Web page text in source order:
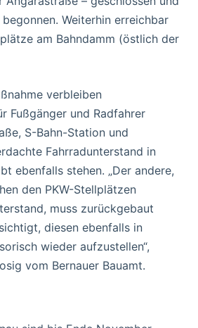
Weiterhin erreichbar
am Bahndamm (östlich der
verbleiben
Fußgänger und Radfahrer
S-Bahn-Station und
Fahrradunterstand in
ebenfalls stehen. „Der andere,
den PKW-Stellplätzen
muss zurückgebaut
diesen ebenfalls in
wieder aufzustellen“,
vom Bernauer Bauamt.